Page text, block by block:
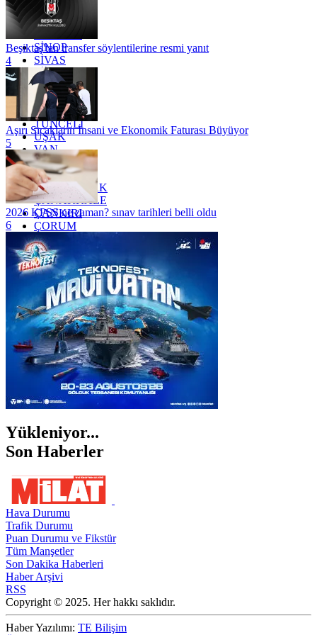
RİZE
SAKARYA
SİNOP
SİVAS
SİİRT
TEKİRDAĞ
TOKAT
TRABZON
TUNCELİ
UŞAK
VAN
YALOVA
YOZGAT
ZONGULDAK
ÇANAKKALE
ÇANKIRI
ÇORUM
İSTANBUL
İZMİR
ŞANLIURFA
ŞIRNAK
Beşiktaş'tan transfer söylentilerine resmi yanıt
4
Aşırı Sıcakların İnsani ve Ekonomik Faturası Büyüyor
5
2026 KPSS ne zaman? sınav tarihleri belli oldu
6
Yükleniyor...
Son Haberler
Hava Durumu
Trafik Durumu
Puan Durumu ve Fikstür
Tüm Manşetler
Son Dakika Haberleri
Haber Arşivi
RSS
Copyright © 2025. Her hakkı saklıdır.
Haber Yazılımı: TE Bilişim